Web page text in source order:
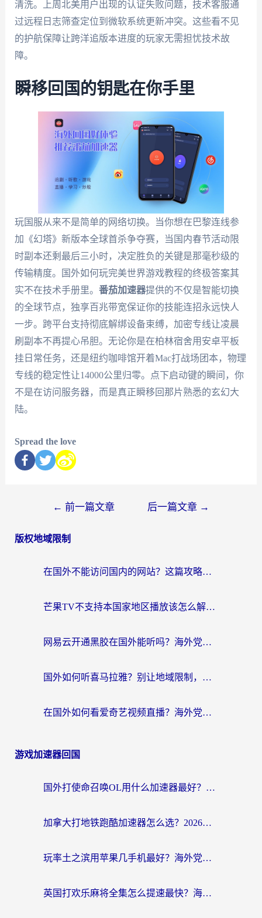
清洗。上周北美用户出现的认证失败问题，技术客服通
过远程日志筛查定位到微软系统更新冲突。这些看不见
的护航保障让跨洋追版本进度的玩家无需担忧技术故
障。
瞬移回国的钥匙在你手里
玩国服从来不是简单的网络切换。当你想在巴黎连线参
加《幻塔》新版本全球首杀争夺赛，当国内春节活动限
时副本还剩最后三小时，决定胜负的关键是那毫秒级的
传输精度。国外如何玩完美世界游戏教程的终极答案其
实不在技术手册里。 番茄加速器提供的不仅是智能切换
的全球节点，独享百兆带宽保证你的技能连招永远快人
一步。跨平台支持彻底解绑设备束缚，加密专线让凌晨
刷副本不再提心吊胆。无论你是在柏林宿舍用安卓平板
挂日常任务，还是纽约咖啡馆开着Mac打战场团本，物理
专线的稳定性让14000公里归零。点下启动键的瞬间，你
不是在访问服务器，而是真正瞬移回那片熟悉的玄幻大
陆。
Spread the love
← 前一篇文章 后一篇文章 →
版权地域限制
在国外不能访问国内的网站？这篇攻略帮你无缝连接家乡资源
芒果TV不支持本国家地区播放该怎么解决？海外党追剧看片的终极指南
网易云开通黑胶在国外能听吗？海外党亲测有效的回国听音乐方案
国外如何听喜马拉雅？别让地域限制，断了你的中文声音陪伴
在国外如何看爱奇艺视频直播？海外党亲测有效的回国加速器指南
游戏加速器回国
国外打使命召唤OL用什么加速器最好？海外玩家国服畅玩全攻略（附小众游戏加速技巧）
加拿大打地铁跑酷加速器怎么选？2026海外玩家实测指南（附王国纪元保卫萝卜3加速技巧）
玩率土之滨用苹果几手机最好？海外党必看的国服游戏加速+设备选择指南
英国打欢乐麻将全集怎么提速最快？海外党亲测有效的国服游戏加速指南